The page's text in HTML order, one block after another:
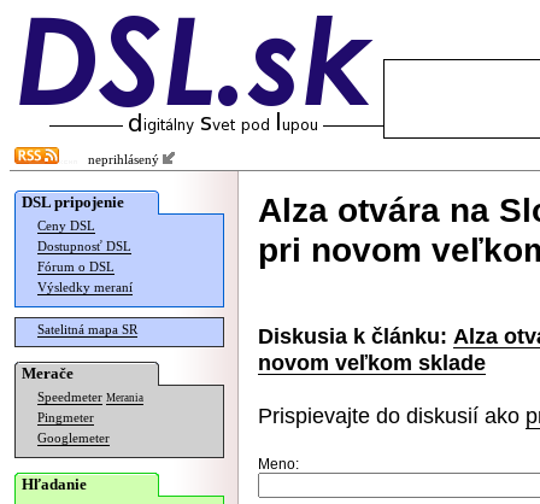
neprihlásený
DSL pripojenie
Ceny DSL
Dostupnosť DSL
Fórum o DSL
Výsledky meraní
Satelitná mapa SR
Merače
Speedmeter Merania
Pingmeter
Googlemeter
Hľadanie
Alza otvára na
pri novom
Diskusia k článku: Alza
novom veľkom sklade
Prispievajte do diskusií ako
Meno: